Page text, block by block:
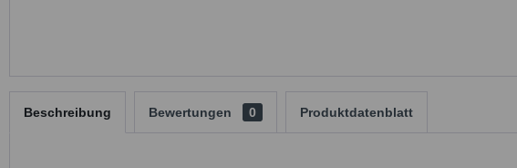
Beschreibung Bewertungen 0 Produktdatenblatt